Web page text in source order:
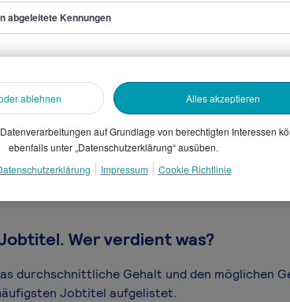
Dein
Selbstständigkeit
Wer verdient was?
durchschnittliche Gehalt und den möglichen
Jobtitel aufgelistet.
abgeleitete Kennungen
ablehnen Alles akzeptieren
auf Grundlage von berechtigten Interessen
ebenfalls unter „Datenschutzerklärung“ ausüben.
Impressum Cookie Richtlinie